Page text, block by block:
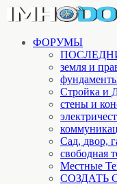
ФОРУМЫ
земля и
Стройка и
стены и
Cад, двор,
свободная
Местные
СОЗДАТЬ